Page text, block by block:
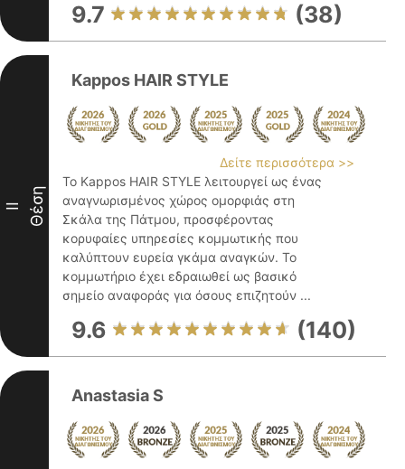
9.7 (38)
II Θέση
Kappos HAIR STYLE
Δείτε περισσότερα >>
Το Kappos HAIR STYLE λειτουργεί ως ένας
αναγνωρισμένος χώρος ομορφιάς στη
Σκάλα της Πάτμου, προσφέροντας
κορυφαίες υπηρεσίες κομμωτικής που
καλύπτουν ευρεία γκάμα αναγκών. Το
κομμωτήριο έχει εδραιωθεί ως βασικό
σημείο αναφοράς για όσους επιζητούν ...
9.6 (140)
Anastasia S